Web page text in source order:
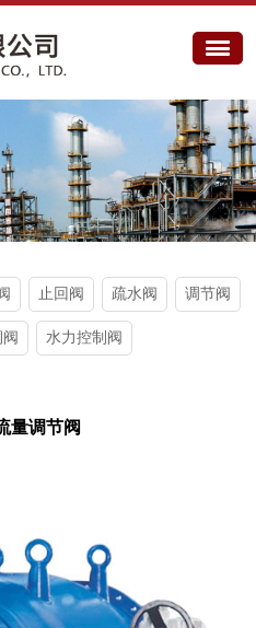
止回阀 疏水阀 调节阀
水力控制阀
量调节阀